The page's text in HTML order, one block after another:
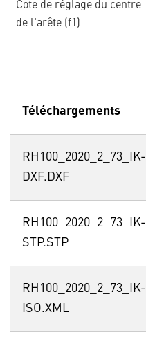
Cote de réglage du centre
de l'arête (f1)
Téléchargements
RH100_2020_2_73_IK-
DXF.DXF
RH100_2020_2_73_IK-
STP.STP
RH100_2020_2_73_IK-
ISO.XML